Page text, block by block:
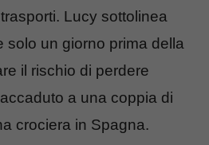
Lucy sottolinea
solo un giorno prima della
il rischio di perdere
accaduto a una coppia di
crociera in Spagna.